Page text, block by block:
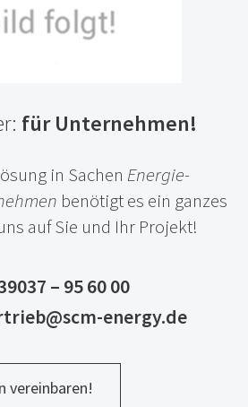
für Unternehmen!
in Sachen Energie-
benötigt es ein ganzes
auf Sie und Ihr Projekt!
– 95 60 00
energy.de
vereinbaren!